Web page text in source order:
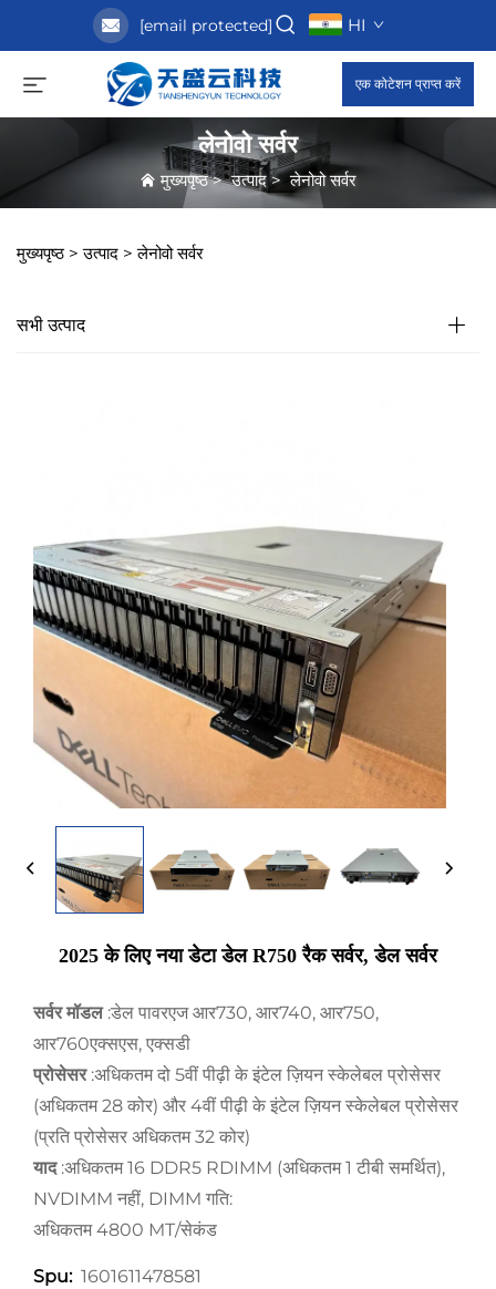
[email protected] HI
एक कोटेशन प्राप्त करें
लेनोवो सर्वर
मुख्यपृष्ठ>उत्पाद>लेनोवो सर्वर
मुख्यपृष्ठ > उत्पाद >लेनोवो सर्वर
सभी उत्पाद
2025 के लिए नया डेटा डेल R750 रैक सर्वर, डेल सर्वर
सर्वर मॉडल :डेल पावरएज आर730, आर740, आर750,
आर760एक्सएस, एक्सडी
प्रोसेसर :अधिकतम दो 5वीं पीढ़ी के इंटेल ज़ियन स्केलेबल प्रोसेसर
(अधिकतम 28 कोर) और 4वीं पीढ़ी के इंटेल ज़ियन स्केलेबल प्रोसेसर
(प्रति प्रोसेसर अधिकतम 32 कोर)
याद :अधिकतम 16 DDR5 RDIMM (अधिकतम 1 टीबी समर्थित),
NVDIMM नहीं, DIMM गति:
अधिकतम 4800 MT/सेकंड
Spu: 1601611478581